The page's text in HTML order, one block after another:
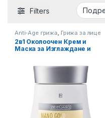
Filters
Anti-Age грижа Грижа за лице
2в1 Околоочен Крем и
Маска за Изглаждане и